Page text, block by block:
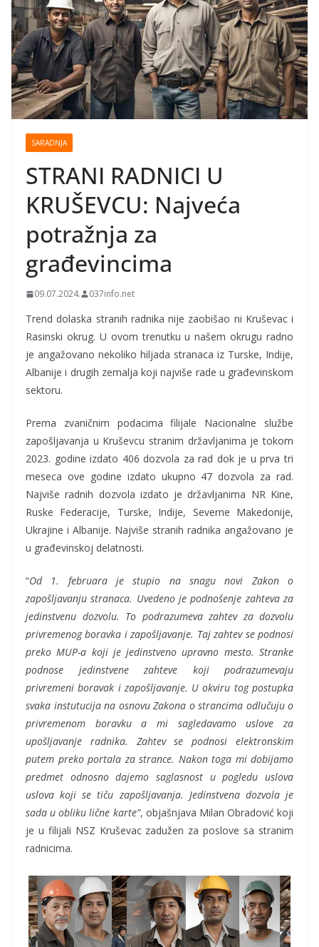
SARADNJA
STRANI RADNICI U
KRUŠEVCU: Najveća
potražnja za
građevincima
09.07.2024. 037info.net
Trend dolaska stranih radnika nije zaobišao ni Kruševac i
Rasinski okrug. U ovom trenutku u našem okrugu radno
je angažovano nekoliko hiljada stranaca iz Turske, Indije,
Albanije i drugih zemalja koji najviše rade u građevinskom
sektoru.
Prema zvaničnim podacima filijale Nacionalne službe
zapošljavanja u Kruševcu stranim državljanima je tokom
2023. godine izdato 406 dozvola za rad dok je u prva tri
meseca ove godine izdato ukupno 47 dozvola za rad.
Najviše radnih dozvola izdato je državljanima NR Kine,
Ruske Federacije, Turske, Indije, Severne Makedonije,
Ukrajine i Albanije. Najviše stranih radnika angažovano je
u građevinskoj delatnosti.
“Od 1. februara je stupio na snagu novi Zakon o
zapošljavanju stranaca. Uvedeno je podnošenje zahteva za
jedinstvenu dozvolu. To podrazumeva zahtev za dozvolu
privremenog boravka i zapošljavanje. Taj zahtev se podnosi
preko MUP-a koji je jedinstveno upravno mesto. Stranke
podnose jedinstvene zahteve koji podrazumevaju
privremeni boravak i zapošljavanje. U okviru tog postupka
svaka instutucija na osnovu Zakona o strancima odlučuju o
privremenom boravku a mi sagledavamo uslove za
upošljavanje radnika. Zahtev se podnosi elektronskim
putem preko portala za strance. Nakon toga mi dobijamo
predmet odnosno dajemo saglasnost u pogledu uslova
uslova koji se tiču zapošljavanja. Jedinstvena dozvola je
sada u obliku lične karte”, objašnjava Milan Obradović koji
je u filijali NSZ Kruševac zadužen za poslove sa stranim
radnicima.